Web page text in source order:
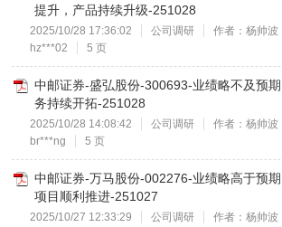
提升，产品持续升级-251028
2025/10/28 17:36:02 公司调研 作者：杨帅波
hz***02
5 页
中邮证券-盛弘股份-300693-业绩略不及预
务持续开拓-251028
2025/10/28 14:08:42 公司调研 作者：杨帅波
br***ng
5 页
中邮证券-万马股份-002276-业绩略高于预
项目顺利推进-251027
2025/10/27 12:33:29 公司调研 作者：杨帅波